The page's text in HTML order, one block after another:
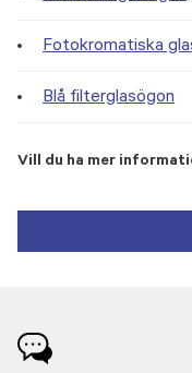
Fotokromatiska
Blå filterglasögon
Vill du ha mer